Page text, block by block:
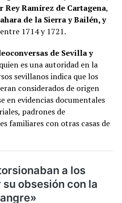
Rey Ramírez de Cartagena,
de la Sierra y Bailén, y
1714 y 1721​.
de Sevilla y
es una autoridad en la
sevillanos indica que los
considerados de origen
en evidencias documentales
padrones de
familiares con otras casas de